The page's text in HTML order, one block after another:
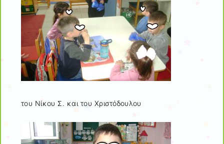
του Νίκου Σ. και του Χριστόδουλου